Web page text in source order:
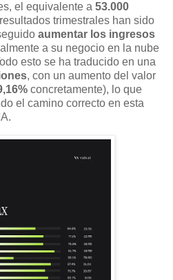
el equivalente a 53.000
trimestrales han sido
aumentar los ingresos
a su negocio en la nube
esto se ha traducido en una
, con un aumento del valor
concretamente), lo que
el camino correcto en esta